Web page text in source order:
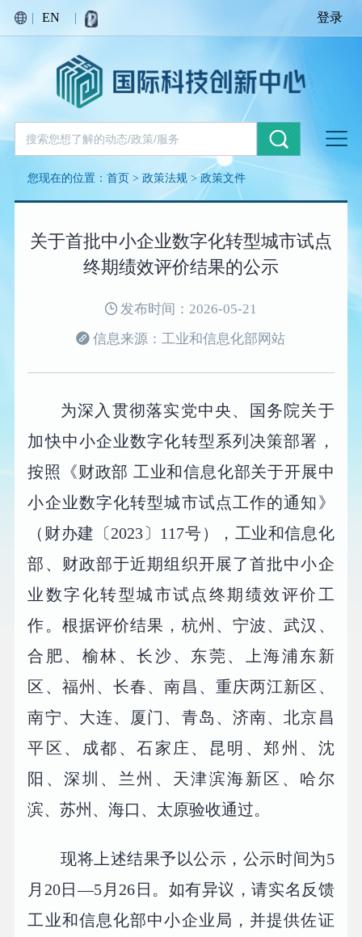
| EN | 登录
您现在的位置：首页 >政策法规>政策文件
关于首批中小企业数字化转型城市试点
终期绩效评价结果的公示
发布时间：2026-05-21
信息来源：工业和信息化部网站
为深入贯彻落实党中央、国务院关于
加快中小企业数字化转型系列决策部署，
按照《财政部 工业和信息化部关于开展中
小企业数字化转型城市试点工作的通知》
（财办建〔2023〕117号），工业和信息化
部、财政部于近期组织开展了首批中小企
业数字化转型城市试点终期绩效评价工
作。根据评价结果，杭州、宁波、武汉、
合肥、榆林、长沙、东莞、上海浦东新
区、福州、长春、南昌、重庆两江新区、
南宁、大连、厦门、青岛、济南、北京昌
平区、成都、石家庄、昆明、郑州、沈
阳、深圳、兰州、天津滨海新区、哈尔
滨、苏州、海口、太原验收通过。
现将上述结果予以公示，公示时间为5
月20日—5月26日。如有异议，请实名反馈
工业和信息化部中小企业局，并提供佐证